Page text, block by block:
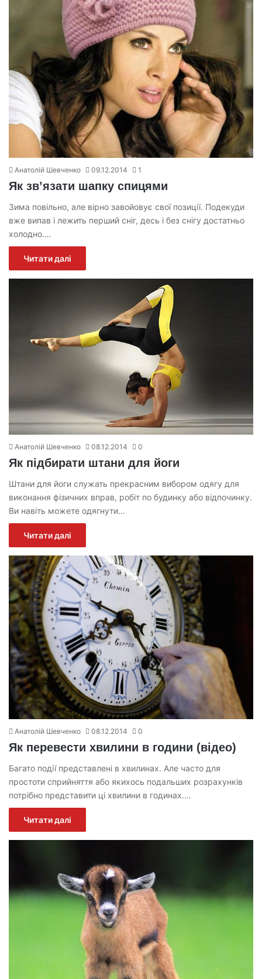
Анатолій Шевченко 09.12.2014 1
Як зв’язати шапку спицями
Зима повільно, але вірно завойовує свої позиції. Подекуди
вже випав і лежить перший сніг, десь і без снігу достатньо
холодно.…
Читати далі
Анатолій Шевченко 08.12.2014 0
Як підбирати штани для йоги
Штани для йоги служать прекрасним вибором одягу для
виконання фізичних вправ, робіт по будинку або відпочинку.
Ви навіть можете одягнути…
Читати далі
Анатолій Шевченко 08.12.2014 0
Як перевести хвилини в години (відео)
Багато події представлені в хвилинах. Але часто для
простоти сприйняття або якихось подальших розрахунків
потрібно представити ці хвилини в годинах.…
Читати далі